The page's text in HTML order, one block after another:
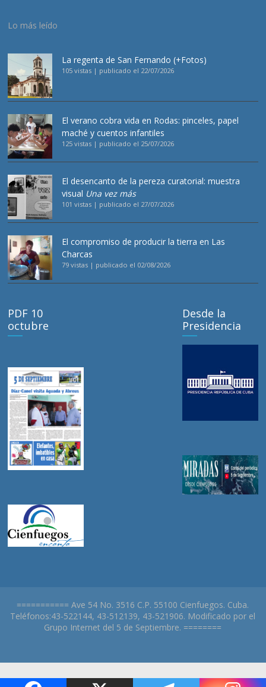
Lo más leído
La regenta de San Fernando (+Fotos)
105 vistas | publicado el 22/07/2026
El verano cobra vida en Rodas: pinceles, papel
maché y cuentos infantiles
125 vistas | publicado el 25/07/2026
El desencanto de la pereza curatorial: muestra
visual Una vez más
101 vistas | publicado el 27/07/2026
El compromiso de producir la tierra en Las
Charcas
79 vistas | publicado el 02/08/2026
PDF 10
octubre
Desde la
Presidencia
=========== Ave 54 No. 3516 C.P. 55100 Cienfuegos. Cuba.
Teléfonos:43-522144, 43-512139, 43-521906. Modificado por el
Grupo Internet del 5 de Septiembre. ========